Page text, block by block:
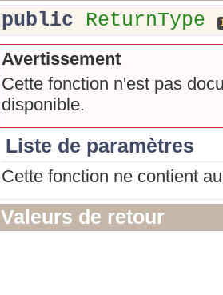
public
ReturnType
Avertissement
Cette fonction n'est pas
disponible.
Liste de paramètres
Cette fonction ne contient
Valeurs de retour